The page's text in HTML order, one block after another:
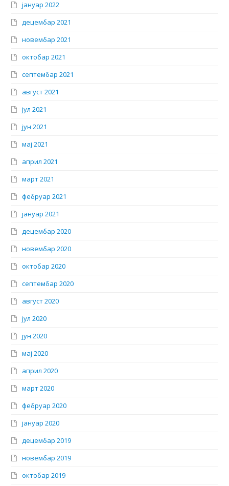
јануар 2022
децембар 2021
новембар 2021
октобар 2021
септембар 2021
август 2021
јул 2021
јун 2021
мај 2021
април 2021
март 2021
фебруар 2021
јануар 2021
децембар 2020
новембар 2020
октобар 2020
септембар 2020
август 2020
јул 2020
јун 2020
мај 2020
април 2020
март 2020
фебруар 2020
јануар 2020
децембар 2019
новембар 2019
октобар 2019